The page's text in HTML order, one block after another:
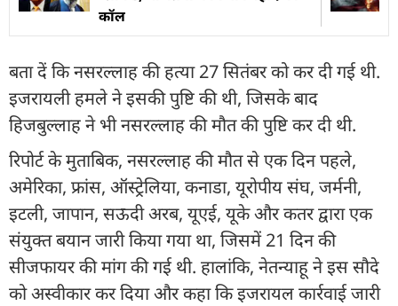
कॉल
बता दें कि नसरल्लाह की हत्या 27 सितंबर को कर दी गई थी.
इजरायली हमले ने इसकी पुष्टि की थी, जिसके बाद
हिजबुल्लाह ने भी नसरल्लाह की मौत की पुष्टि कर दी थी.
रिपोर्ट के मुताबिक, नसरल्लाह की मौत से एक दिन पहले,
अमेरिका, फ्रांस, ऑस्ट्रेलिया, कनाडा, यूरोपीय संघ, जर्मनी,
इटली, जापान, सऊदी अरब, यूएई, यूके और कतर द्वारा एक
संयुक्त बयान जारी किया गया था, जिसमें 21 दिन की
सीजफायर की मांग की गई थी. हालांकि, नेतन्याहू ने इस सौदे
को अस्वीकार कर दिया और कहा कि इजरायल कार्रवाई जारी